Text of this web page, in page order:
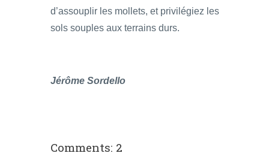
d’assouplir les mollets, et privilégiez les
sols souples aux terrains durs.
Jérôme Sordello
Comments: 2